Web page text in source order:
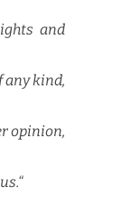
and
kind,
opinion,